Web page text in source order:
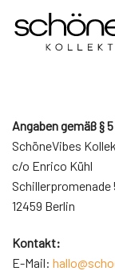
Inhalt
Angaben gemäß §
SchöneVibes
c/o Enrico Kühl
Schillerpromenade
12459 Berlin
Kontakt:
E-Mail: